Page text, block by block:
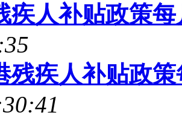
疾人补贴政策
残疾人补贴政